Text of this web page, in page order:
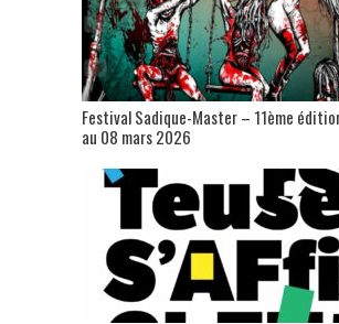
Festival Sadique-Master – 11ème
au 08 mars 2026